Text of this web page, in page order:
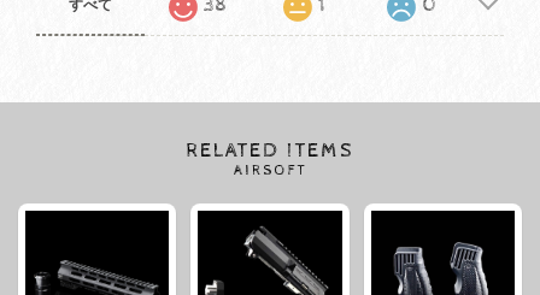
すべて
RELATED ITEMS
AIRSOFT